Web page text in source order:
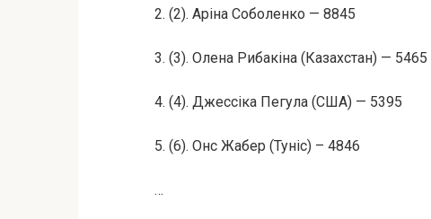
2. (2). Аріна Соболенко — 8845
3. (3). Олена Рибакіна (Казахстан) — 5465
4. (4). Джессіка Пегула (США) — 5395
5. (6). Онс Жабер (Туніс) – 4846
…